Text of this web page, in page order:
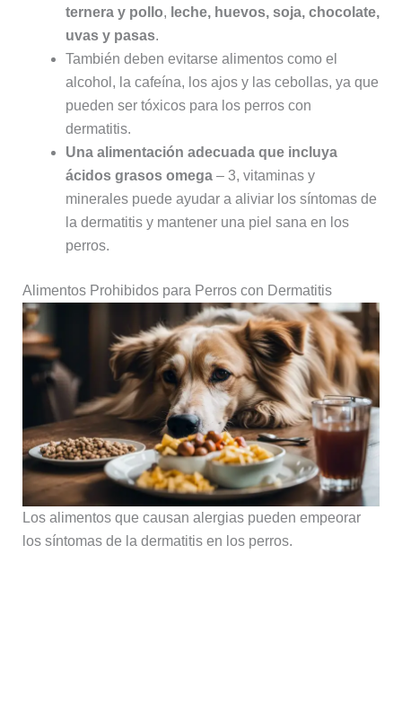
ternera y pollo, leche, huevos, soja, chocolate,
uvas y pasas.
También deben evitarse alimentos como el
alcohol, la cafeína, los ajos y las cebollas, ya que
pueden ser tóxicos para los perros con
dermatitis.
Una alimentación adecuada que incluya
ácidos grasos omega– 3, vitaminas y
minerales puede ayudar a aliviar los síntomas de
la dermatitis y mantener una piel sana en los
perros.
Alimentos Prohibidos para Perros con Dermatitis
Los alimentos que causan alergias pueden empeorar
los síntomas de la dermatitis en los perros.